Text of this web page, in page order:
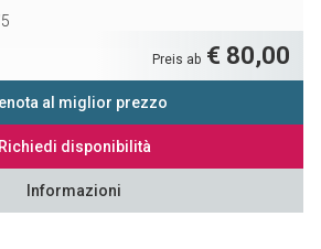
Preis ab € 80,00
al miglior prezzo
Richiedi disponibilità
Informazioni